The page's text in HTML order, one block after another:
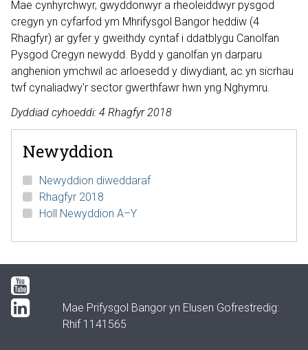
Mae cynhyrchwyr, gwyddonwyr a rheoleiddwyr pysgod
cregyn yn cyfarfod ym Mhrifysgol Bangor heddiw (4
Rhagfyr) ar gyfer y gweithdy cyntaf i ddatblygu Canolfan
Pysgod Cregyn newydd. Bydd y ganolfan yn darparu
anghenion ymchwil ac arloesedd y diwydiant, ac yn sicrhau
twf cynaliadwy'r sector gwerthfawr hwn yng Nghymru.
Dyddiad cyhoeddi: 4 Rhagfyr 2018
Newyddion
Newyddion diweddaraf
Rhagfyr 2018
Holl Newyddion A–Y
Mae Prifysgol Bangor yn Elusen Gofrestredig:
Rhif 1141565